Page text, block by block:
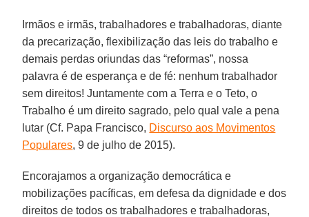
Irmãos e irmãs, trabalhadores e trabalhadoras, diante
da precarização, flexibilização das leis do trabalho e
demais perdas oriundas das “reformas”, nossa
palavra é de esperança e de fé: nenhum trabalhador
sem direitos! Juntamente com a Terra e o Teto, o
Trabalho é um direito sagrado, pelo qual vale a pena
lutar (Cf. Papa Francisco, Discurso aos Movimentos
Populares, 9 de julho de 2015).
Encorajamos a organização democrática e
mobilizações pacíficas, em defesa da dignidade e dos
direitos de todos os trabalhadores e trabalhadoras,